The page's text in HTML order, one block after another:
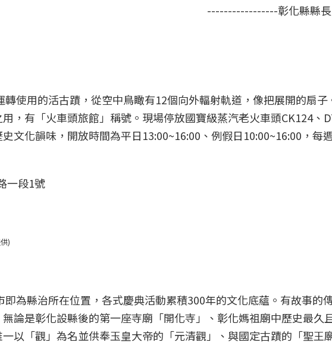
-----------------彰化縣縣
轉使用的活古蹟，從空中鳥瞰有12個向外輻射軌道，像把展開的扇子
，有「火車頭旅館」稱號。現場停放國寶級蒸汽老火車頭CK124、
文化韻味，開放時間為平日13:00~16:00、例假日10:00~16:00，每
一段1號
)
即為縣治所在位置，各式慶典活動累積300年的文化底蘊。有故事的
論是彰化設縣後的第一座寺廟「開化寺」、彰化媽祖廟中歷史最久
以「觀」為名並供奉玉皇大帝的「元清觀」、與國定古蹟的「聖王